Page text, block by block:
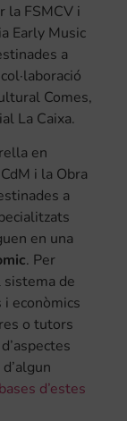
la FSMCV i
Early Music
a
Comes,
La Caixa.
en
i la Obra
a
en una
. Per
de
econòmics
o tutors
bases d’estes